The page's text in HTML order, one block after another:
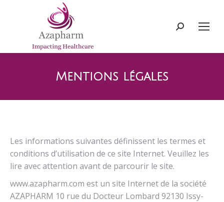
Recherche
Mentions légales
Les informations suivantes définissent les termes et
conditions d’utilisation de ce site Internet. Veuillez les
lire avec attention avant de parcourir le site.
www.azapharm.com est un site Internet de la société
AZAPHARM 10 rue du Docteur Lombard 92130 Issy-